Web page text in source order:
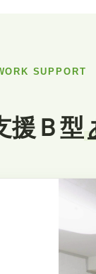
SUPPORT
援Ｂ型